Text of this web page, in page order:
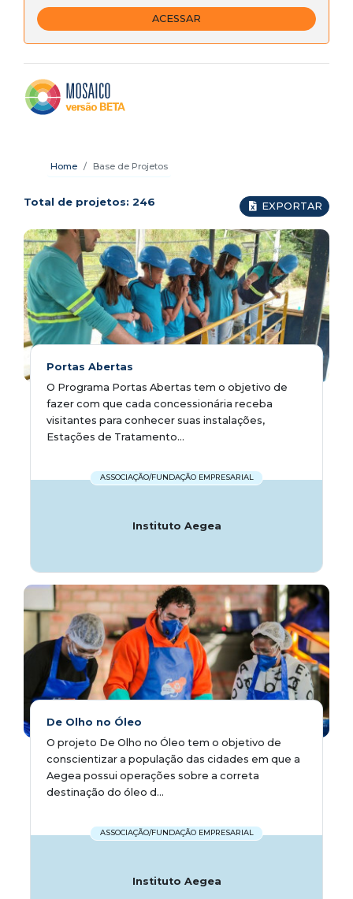
ACESSAR
Home Base de Projetos
Total de projetos: 246 EXPORTAR
Portas Abertas
O Programa Portas Abertas tem o objetivo de
fazer com que cada concessionária receba
visitantes para conhecer suas instalações,
Estações de Tratamento...
ASSOCIAÇÃO/FUNDAÇÃO EMPRESARIAL
Instituto Aegea
De Olho no Óleo
O projeto De Olho no Óleo tem o objetivo de
conscientizar a população das cidades em que a
Aegea possui operações sobre a correta
destinação do óleo d...
ASSOCIAÇÃO/FUNDAÇÃO EMPRESARIAL
Instituto Aegea